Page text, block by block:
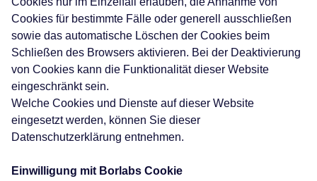
Cookies für bestimmte Fälle oder generell ausschließen
sowie das automatische Löschen der Cookies beim
Schließen des Browsers aktivieren. Bei der Deaktivierung
von Cookies kann die Funktionalität dieser Website
eingeschränkt sein.
Welche Cookies und Dienste auf dieser Website
eingesetzt werden, können Sie dieser
Datenschutzerklärung entnehmen.
Einwilligung mit Borlabs Cookie